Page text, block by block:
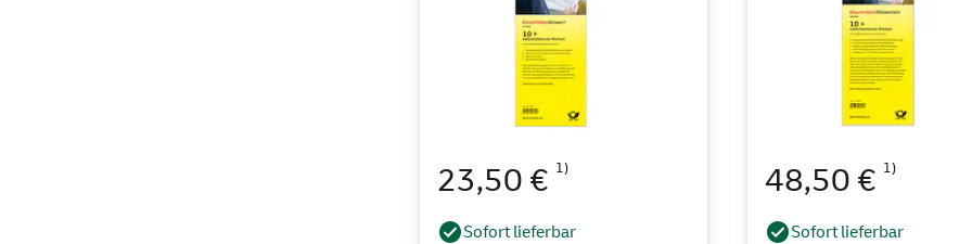
23,50 € 1)
Sofort lieferbar
48,50 € 1)
Sofort lieferbar